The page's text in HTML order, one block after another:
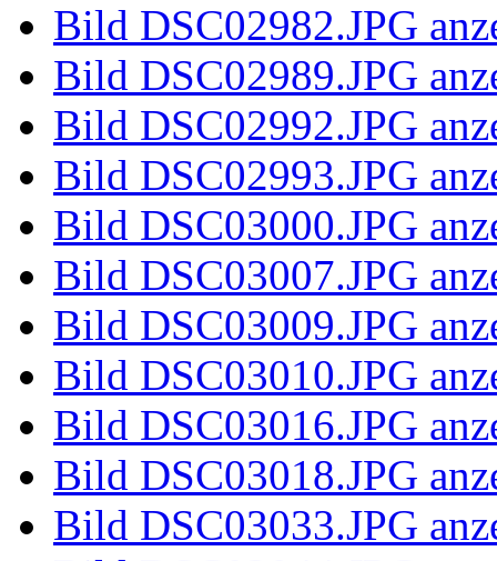
Bild
Bild 100_5838.JPG
Bild 100_5950.JPG
Bild 100_5951.JPG
Bild 100_5953.JPG
Bild 100_5955.JPG
Bild 100_5956.JPG
Bild 100_5958.JPG
Bild 100_5960.JPG
Bild 100_5962.JPG
Bild 100_5965.JPG